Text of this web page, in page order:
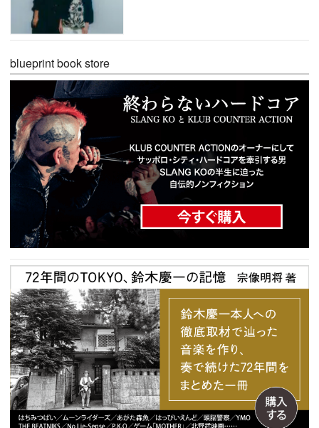
blueprint book store